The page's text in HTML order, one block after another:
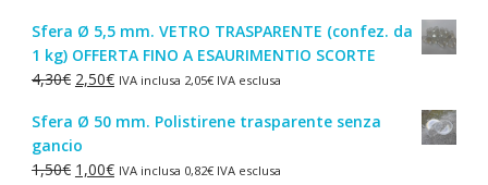
originale
era:
44,52€.
attuale
è:
38,00€.
Sfera Ø 5,5 mm. VETRO TRASPARENTE (confez. da
1 kg) OFFERTA FINO A ESAURIMENTIO SCORTE
4,30€ Il
originale
era:
4,30€.
2,50€Il
attuale
2,50€.
IVA inclusa 2,05€IVA esclusa
Sfera Ø 50 mm. Polistirene trasparente senza
gancio
1,50€ Il1,00€IlIVA inclusa 0,82€IVA esclusa